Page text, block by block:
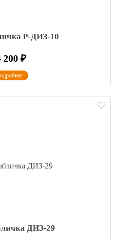
Р-ДИЗ-10
200 ₽
ДИЗ-29